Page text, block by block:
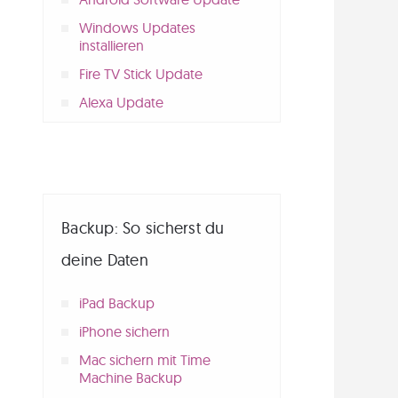
Windows Updates
installieren
Fire TV Stick Update
Alexa Update
Backup: So sicherst du
deine Daten
iPad Backup
iPhone sichern
Mac sichern mit Time
Machine Backup